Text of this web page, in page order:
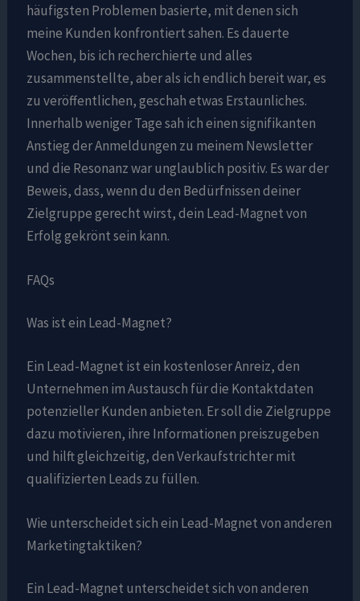
häufigsten Problemen basierte, mit denen sich
meine Kunden konfrontiert sahen. Es dauerte
Wochen, bis ich recherchierte und alles
zusammenstellte, aber als ich endlich bereit war, es
zu veröffentlichen, geschah etwas Erstaunliches.
Innerhalb weniger Tage sah ich einen signifikanten
Anstieg der Anmeldungen zu meinem Newsletter
und die Resonanz war unglaublich positiv. Es war der
Beweis, dass, wenn du den Bedürfnissen deiner
Zielgruppe gerecht wirst, dein Lead-Magnet von
Erfolg gekrönt sein kann.
FAQs
Was ist ein Lead-Magnet?
Ein Lead-Magnet ist ein kostenloser Anreiz, den
Unternehmen im Austausch für die Kontaktdaten
potenzieller Kunden anbieten. Er soll die Zielgruppe
dazu motivieren, ihre Informationen preiszugeben
und hilft gleichzeitig, den Verkaufstrichter mit
qualifizierten Leads zu füllen.
Wie unterscheidet sich ein Lead-Magnet von anderen
Marketingtaktiken?
Ein Lead-Magnet unterscheidet sich von anderen